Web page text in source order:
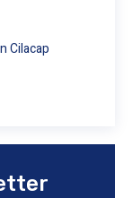
Cilacap